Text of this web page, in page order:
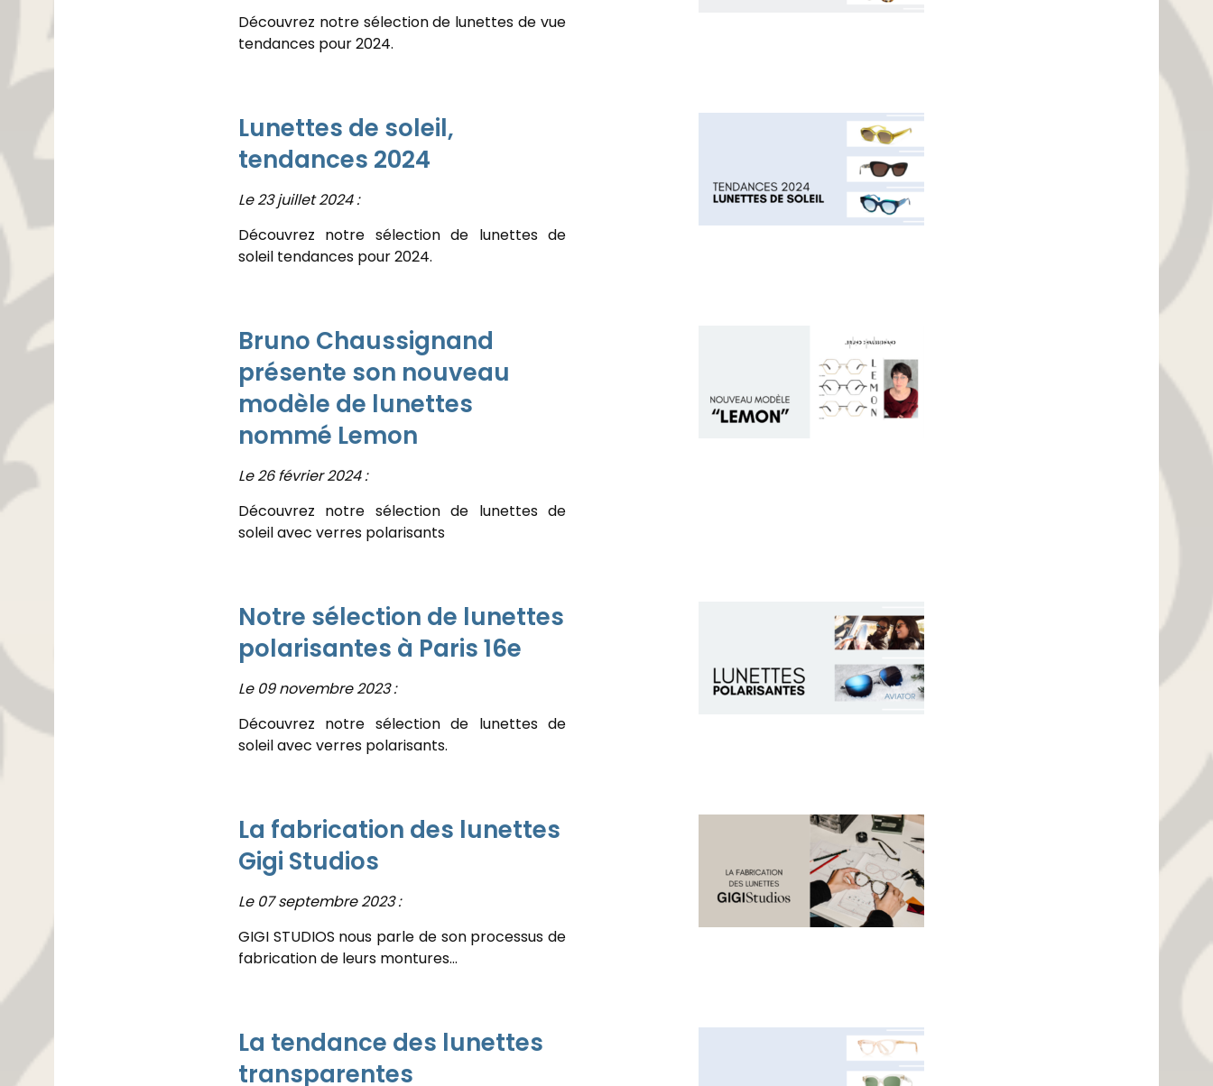
Découvrez notre sélection de lunettes de vue
tendances pour 2024.
Lunettes de soleil,
tendances 2024
Le 23 juillet 2024 :
Découvrez notre sélection de lunettes de
soleil tendances pour 2024.
Bruno Chaussignand
présente son nouveau
modèle de lunettes
nommé Lemon
Le 26 février 2024 :
Découvrez notre sélection de lunettes de
soleil avec verres polarisants
Notre sélection de lunettes
polarisantes à Paris 16e
Le 09 novembre 2023 :
Découvrez notre sélection de lunettes de
soleil avec verres polarisants.
La fabrication des lunettes
Gigi Studios
Le 07 septembre 2023 :
GIGI STUDIOS nous parle de son processus de
fabrication de leurs montures…
La tendance des lunettes
transparentes